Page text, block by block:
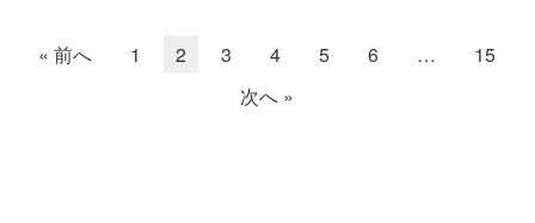
« 前へ 1 2 3 4 5 6 …
15
次へ »